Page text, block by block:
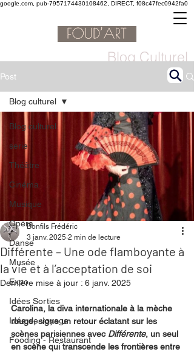
google.com, pub-7957174430108462, DIRECT, f08c47fec0942fa0
Blog Culturel
Post
Blog culturel
serie
Théâtre
Cinéma
Musique
Opéra
Danse
Musée
Expo
Idées Sorties
Idée de voyage
Fooding - Restaurant
Blog culturel
Différente – Une ode flamboyante à
la vie et à l’acceptation de soi
Bonfils Frédéric
3 janv. 2025 2 min de lecture
Dernière mise à jour : 6 janv. 2025
Carolina, la diva internationale à la mèche
rouge, signe un retour éclatant sur les
scènes parisiennes avec Différente, un seul
en scène qui transcende les frontières entre